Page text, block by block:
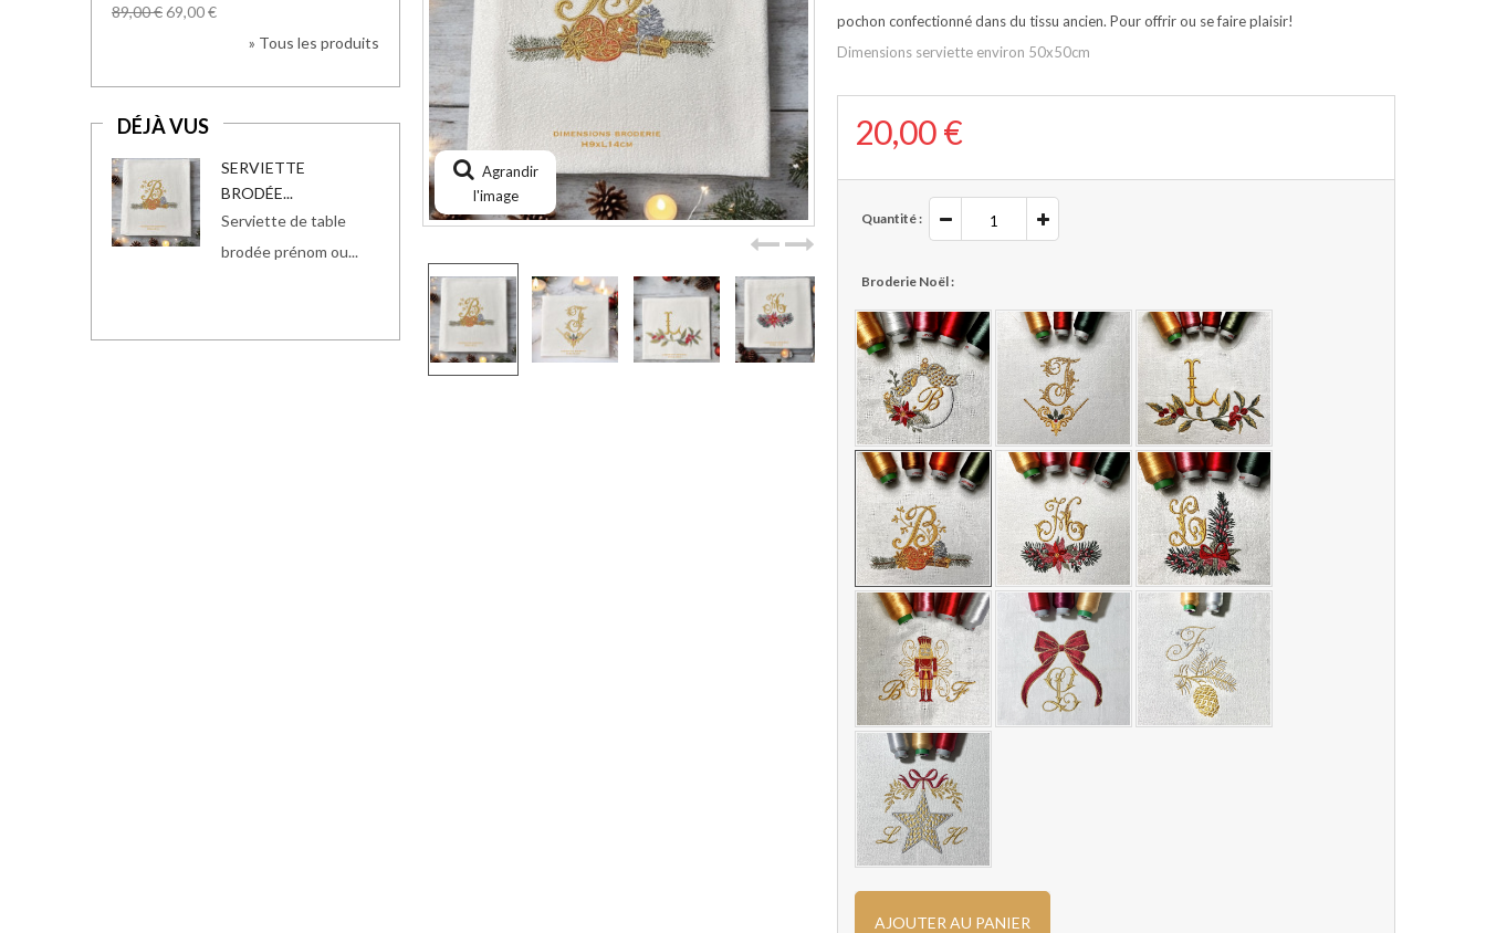
89,00 €69,00 €
» Tous les produits
DÉJÀ VUS
SERVIETTE
BRODÉE...
Serviette de table
brodée prénom ou...
Agrandir
l'image
pochon confectionné dans du tissu ancien. Pour offrir ou se faire plaisir!
Dimensions serviette environ 50x50cm
20,00 €
Quantité :
Broderie Noël :
AJOUTER AU PANIER